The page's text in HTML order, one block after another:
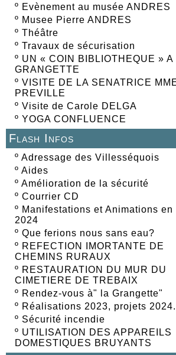
º Evènement au musée ANDRES
º Musee Pierre ANDRES
º Théâtre
º Travaux de sécurisation
º UN « COIN BIBLIOTHEQUE » A
GRANGETTE
º VISITE DE LA SENATRICE
PREVILLE
º Visite de Carole DELGA
º YOGA CONFLUENCE
Flash Infos
º Adressage des Villesséquois
º Aides
º Amélioration de la sécurité
º Courrier CD
º Manifestations et Animations en
2024
º Que ferions nous sans eau?
º REFECTION IMORTANTE DE
CHEMINS RURAUX
º RESTAURATION DU MUR DU
CIMETIERE DE TREBAIX
º Rendez-vous à" la Grangette"
º Réalisations 2023, projets 2024.
º Sécurité incendie
º UTILISATION DES APPAREILS
DOMESTIQUES BRUYANTS